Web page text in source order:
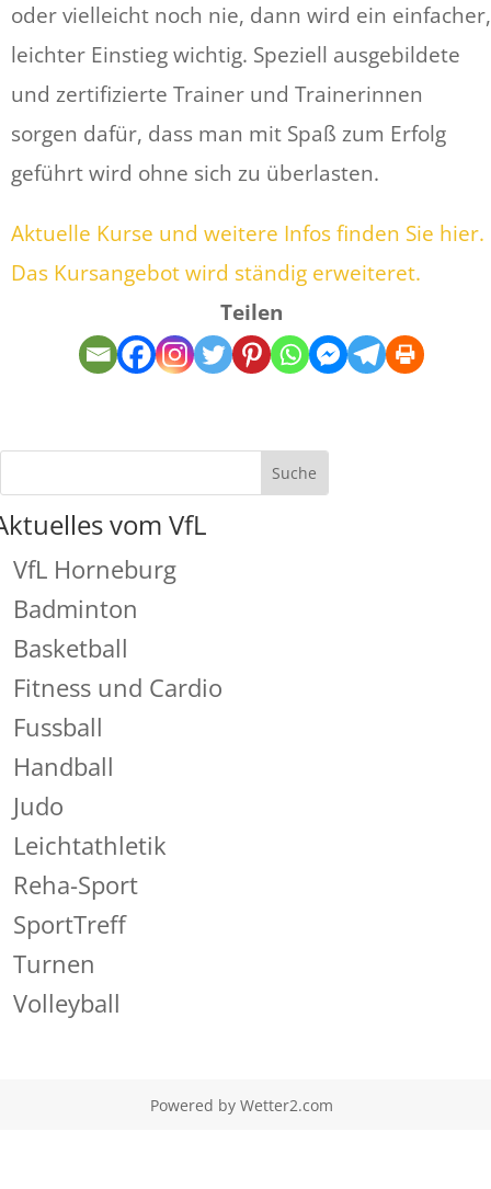
oder vielleicht noch nie, dann wird ein einfacher,
leichter Einstieg wichtig. Speziell ausgebildete
und zertifizierte Trainer und Trainerinnen
sorgen dafür, dass man mit Spaß zum Erfolg
geführt wird ohne sich zu überlasten.
Aktuelle Kurse und weitere Infos finden Sie hier.
Das Kursangebot wird ständig erweiteret.
Teilen
vom VfL
VfL Horneburg
Badminton
Basketball
Fitness und Cardio
Fussball
Handball
Judo
Leichtathletik
Reha-Sport
SportTreff
Turnen
Volleyball
Powered by Wetter2.com